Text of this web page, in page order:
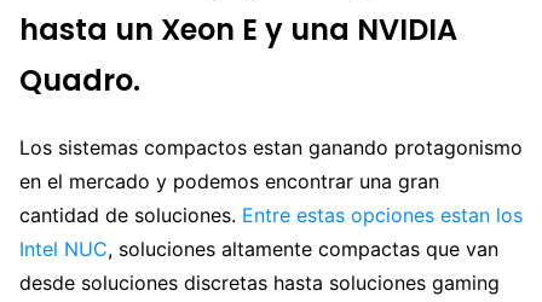
hasta un Xeon E y una NVIDIA
Quadro.
Los sistemas compactos estan ganando protagonismo
en el mercado y podemos encontrar una gran
cantidad de soluciones. Entre estas opciones estan los
Intel NUC, soluciones altamente compactas que van
desde soluciones discretas hasta soluciones gaming